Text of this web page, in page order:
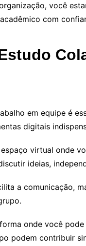
você
com
em equipe é
digitais
virtual onde
ideias,
a comunicação,
onde você
podem contribuir